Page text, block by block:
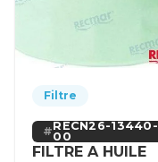
Filtre
RECN26-13440-
00
FILTRE A HUILE